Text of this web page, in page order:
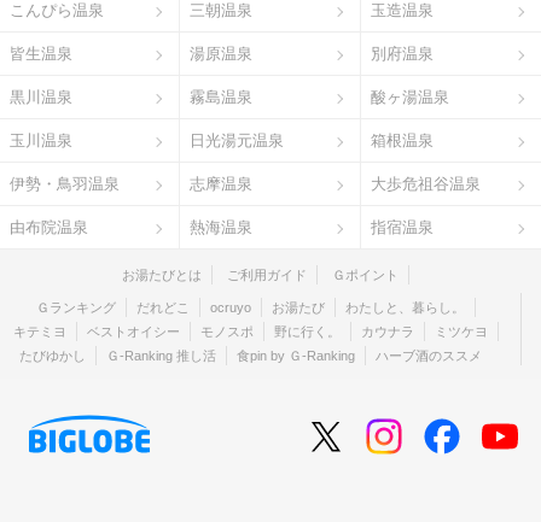
こんぴら温泉 三朝温泉 玉造温泉
皆生温泉 湯原温泉 別府温泉
黒川温泉 霧島温泉 酸ヶ湯温泉
玉川温泉 日光湯元温泉 箱根温泉
伊勢・鳥羽温泉 志摩温泉 大歩危祖谷温泉
由布院温泉 熱海温泉 指宿温泉
お湯たびとは ご利用ガイド Ｇポイント
Ｇランキング だれどこ ocruyo お湯たび
わたしと、暮らし。
キテミヨ
ベストオイシー モノスポ 野に行く。 カウナラ
ミツケヨ
たびゆかし
Ｇ-Ranking 推し活 食pin by Ｇ-Ranking ハーブ酒のススメ